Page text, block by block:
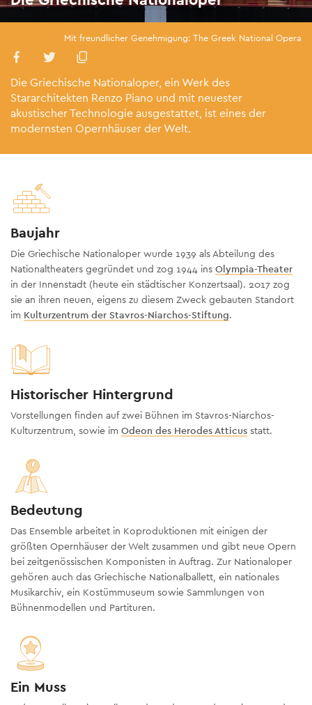
Mit freundlicher Genehmigung: The Greek National Opera
Die Griechische Nationaloper, ein Werk des
Stararchitekten Renzo Piano und mit neuester
akustischer Technologie ausgestattet, ist eines der
modernsten Opernhäuser der Welt.
Baujahr
Die Griechische Nationaloper wurde 1939 als Abteilung des
Nationaltheaters gegründet und zog 1944 ins Olympia-Theater
in der Innenstadt (heute ein städtischer Konzertsaal). 2017 zog
sie an ihren neuen, eigens zu diesem Zweck gebauten Standort
im Kulturzentrum der Stavros-Niarchos-Stiftung.
Historischer Hintergrund
Vorstellungen finden auf zwei Bühnen im Stavros-Niarchos-
Kulturzentrum, sowie im Odeon des Herodes Atticus statt.
Bedeutung
Das Ensemble arbeitet in Koproduktionen mit einigen der
größten Opernhäuser der Welt zusammen und gibt neue Opern
bei zeitgenössischen Komponisten in Auftrag. Zur Nationaloper
gehören auch das Griechische Nationalballett, ein nationales
Musikarchiv, ein Kostümmuseum sowie Sammlungen von
Bühnenmodellen und Partituren.
Ein Muss